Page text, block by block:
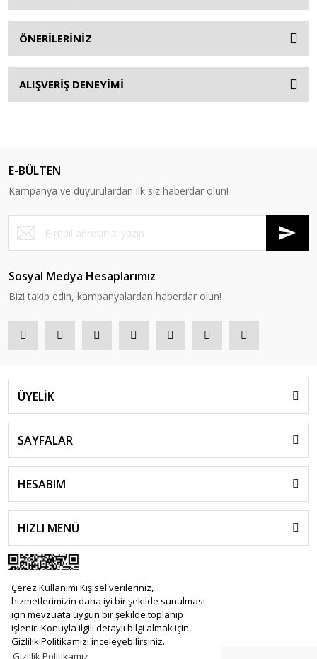
Çerez Kullanımı Kişisel verileriniz,
hizmetlerimizin daha iyi bir şekilde sunulması
için mevzuata uygun bir şekilde toplanıp
işlenir. Konuyla ilgili detaylı bilgi almak için
Gizlilik Politikamızı inceleyebilirsiniz.
ÖNERİLERİNİZ
ALIŞVERİŞ DENEYİMİ
E-BÜLTEN
Kampanya ve duyurulardan ilk siz haberdar olun!
Sosyal Medya Hesaplarımız
Bizi takip edin, kampanyalardan haberdar olun!
ÜYELİK
SAYFALAR
HESABIM
HIZLI MENÜ